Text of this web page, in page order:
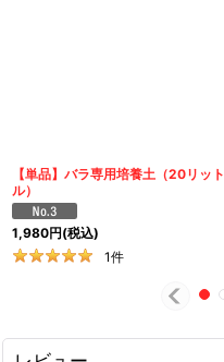
【単品】バラ専用培養土（20リット
ル）
1,980円(税込)
1件